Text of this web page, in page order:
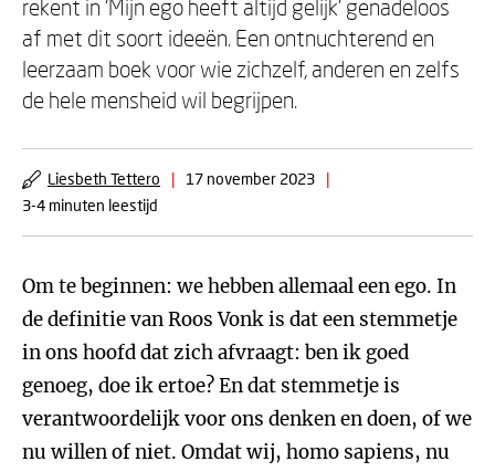
rekent in ‘Mijn ego heeft altijd gelijk’ genadeloos
af met dit soort ideeën. Een ontnuchterend en
leerzaam boek voor wie zichzelf, anderen en zelfs
de hele mensheid wil begrijpen.
Liesbeth Tettero | 17 november 2023
|
3-4 minuten leestijd
Om te beginnen: we hebben allemaal een ego. In
de definitie van Roos Vonk is dat een stemmetje
in ons hoofd dat zich afvraagt: ben ik goed
genoeg, doe ik ertoe? En dat stemmetje is
verantwoordelijk voor ons denken en doen, of we
nu willen of niet. Omdat wij, homo sapiens, nu